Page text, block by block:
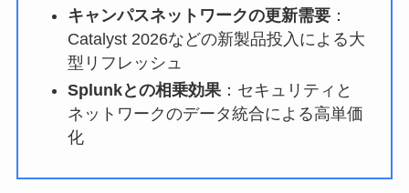
キャンパスネットワークの更新需要：
Catalyst 2026などの新製品投入による大
型リフレッシュ
Splunkとの相乗効果：セキュリティと
ネットワークのデータ統合による高単価
化